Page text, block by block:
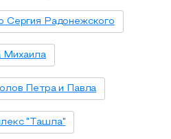
Сергия Радонежского
Михаила
Петра и Павла
"Ташла"